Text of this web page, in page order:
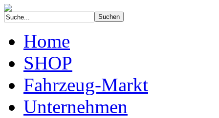
Home
SHOP
Fahrzeug-Markt
Unternehmen